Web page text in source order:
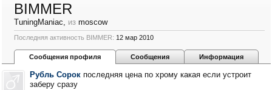
BIMMER
TuningManiac, из moscow
Последняя активность BIMMER: 12 мар 2010
Сообщения профиля Сообщения Информация
Рубль Сорок последняя цена по хрому какая если устроит
заберу сразу